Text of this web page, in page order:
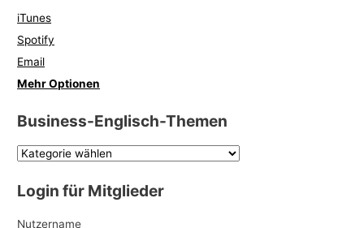
iTunes
Spotify
Email
Mehr Optionen
Business-Englisch-Themen
Login für Mitglieder
Nutzername